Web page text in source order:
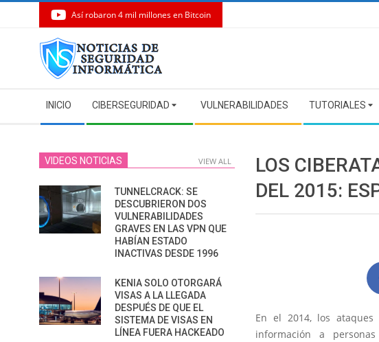
Así robaron 4 mil millones en Bitcoin
Navigation
Menu
INICIO CIBERSEGURIDAD VULNERABILIDADES TUTORIALES
LOS
DEL 2015:
En el 2014, los
información a
VIDEOS NOTICIAS VIEW ALL
TUNNELCRACK: SE
DESCUBRIERON DOS
VULNERABILIDADES
GRAVES EN LAS VPN QUE
HABÍAN ESTADO
INACTIVAS DESDE 1996
KENIA SOLO OTORGARÁ
VISAS A LA LLEGADA
DESPUÉS DE QUE EL
SISTEMA DE VISAS EN
LÍNEA FUERA HACKEADO